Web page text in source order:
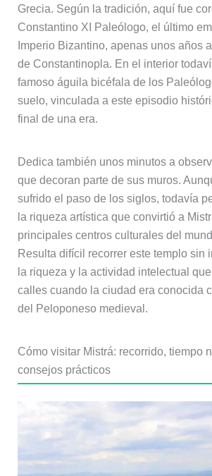
Grecia. Según la tradición, aquí fue
Constantino XI Paleólogo, el último
Imperio Bizantino, apenas unos años
de Constantinopla. En el interior
famoso águila bicéfala de los
suelo, vinculada a este episodio
final de una era.
Dedica también unos minutos a
que decoran parte de sus muros.
sufrido el paso de los siglos, todavía
la riqueza artística que convirtió a
principales centros culturales del
Resulta difícil recorrer este templo sin
la riqueza y la actividad intelectual
calles cuando la ciudad era conocida
del Peloponeso medieval.
Cómo visitar Mistrá: recorrido, tiempo
consejos prácticos